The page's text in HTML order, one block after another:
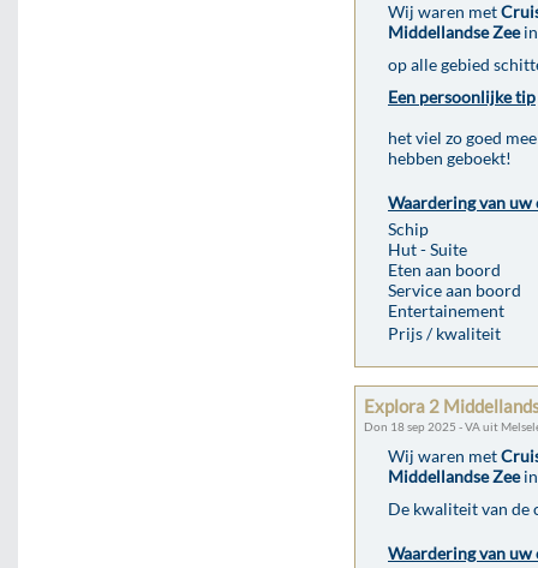
Wij waren met
Middellandse Zeein
op alle gebied
Een persoonlijke tip
het viel zo goed
hebben geboekt!
Waardering van uw
Schip
Hut - Suite
Eten aan boord
Service aan boord
Entertainement
Prijs / kwaliteit
Explora 2
Don 18 sep 2025 - VA uit
Wij waren met
Middellandse Zeein
De kwaliteit van de
Waardering van uw